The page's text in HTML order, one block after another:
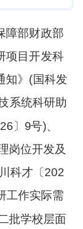
障部财政部
项目开发科
知》(国科发
系统科研助
〕9号)、
岗位开发及
科才〔202
工作实际需
批学校层面